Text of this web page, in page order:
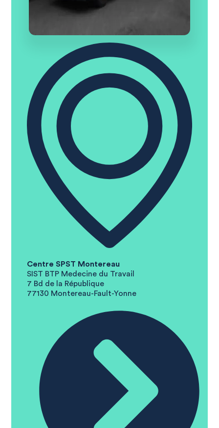
Centre SPST Montereau
SIST BTP Medecine du Travail
7 Bd de la République
77130 Montereau-Fault-Yonne